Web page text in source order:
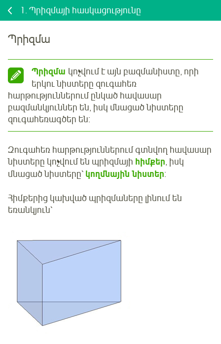
1. Պրիզմայի հասկացությունը
Պրիզմա
Պրիզմա կոչվում է այն բազմանիստը, որի
երկու նիստերը զուգահեռ
հարթություններում ընկած հավասար
բազմանկյուններ են, իսկ մնացած նիստերը
զուգահեռագծեր են:
Զուգահեռ հարթություններում գտնվող հավասար
նիստերը կոչվում են պրիզմայի հիմքեր, իսկ
մնացած նիստերը՝ կողմնային նիստեր:
Հիմքերից կախված պրիզմաները լինում են
եռանկյուն՝